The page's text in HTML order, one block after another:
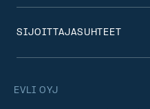
EVLI OYJ
SIJOITTAJASUHTEET